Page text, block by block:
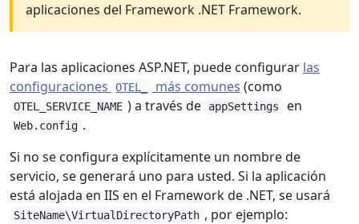
aplicaciones del Framework .NET Framework.
Para las aplicaciones ASP.NET, puede configurar las
configuraciones
OTEL_ más comunes (como
OTEL_SERVICE_NAME ) a través de appSettings en
Web.config .
Si no se configura explícitamente un nombre de
servicio, se generará uno para usted. Si la aplicación
está alojada en IIS en el Framework de .NET, se usará
SiteName\VirtualDirectoryPath , por ejemplo: